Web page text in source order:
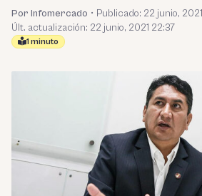
Por Infomercado • Publicado: 22 junio, 2021
Últ. actualización: 22 junio, 2021 22:37
1 minuto